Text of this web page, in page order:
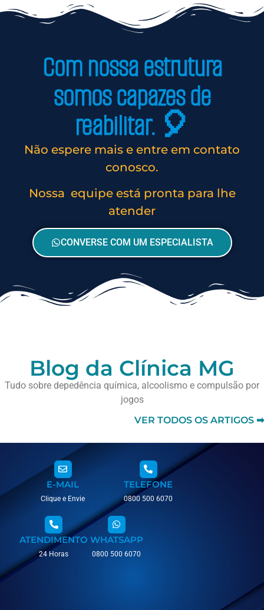
Com nossa estrutura
somos capazes de
reabilitar. 🎈
Não espere mais e entre em contato
conosco.
Nossa equipe está pronta para lhe
atender
CONVERSE COM UM ESPECIALISTA
Blog da Clínica MG
Tudo sobre depedência química, alcoolismo e compulsão por
jogos
VER TODOS OS ARTIGOS ➡
E-MAIL
Clique e Envie
TELEFONE
0800 500 6070
ATENDIMENTO
24 Horas
WHATSAPP
0800 500 6070